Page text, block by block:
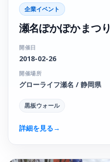
企業イベント
瀬名ぽかぽかまつり
開催日
2018-02-26
開催場所
グローライフ瀬名 / 静岡県
黒板ウォール
詳細を見る→